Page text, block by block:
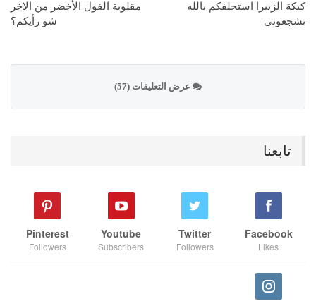
كيكة الزيبرا استحلفكم بالله
تشجعوني
مقلوبة الفول الأخضر من الاخر
شو رأيكم؟
عرض التعليقات (57)
تابعنا
Facebook
Likes
Twitter
Followers
Youtube
Subscribers
Pinterest
Followers